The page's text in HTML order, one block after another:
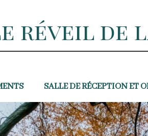
réveil de
SALLE DE RÉCEPTION ET